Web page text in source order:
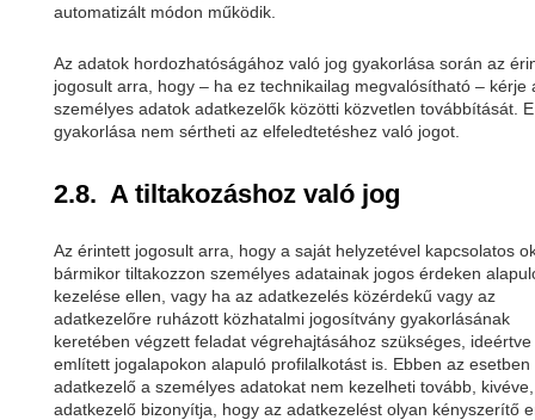
automatizált módon működik.
Az adatok hordozhatóságához való jog gyakorlása során az
jogosult arra, hogy – ha ez technikailag megvalósítható – kérje
személyes adatok adatkezelők közötti közvetlen továbbítását.
gyakorlása nem sértheti az elfeledtetéshez való jogot.
2.8. A tiltakozáshoz való jog
Az érintett jogosult arra, hogy a saját helyzetével kapcsolatos
bármikor tiltakozzon személyes adatainak jogos érdeken
kezelése ellen, vagy ha az adatkezelés közérdekű vagy az
adatkezelőre ruházott közhatalmi jogosítvány gyakorlásának
keretében végzett feladat végrehajtásához szükséges, ideértve
említett jogalapokon alapuló profilalkotást is. Ebben az esetben
adatkezelő a személyes adatokat nem kezelheti tovább,
adatkezelő bizonyítja, hogy az adatkezelést olyan kényszerítő